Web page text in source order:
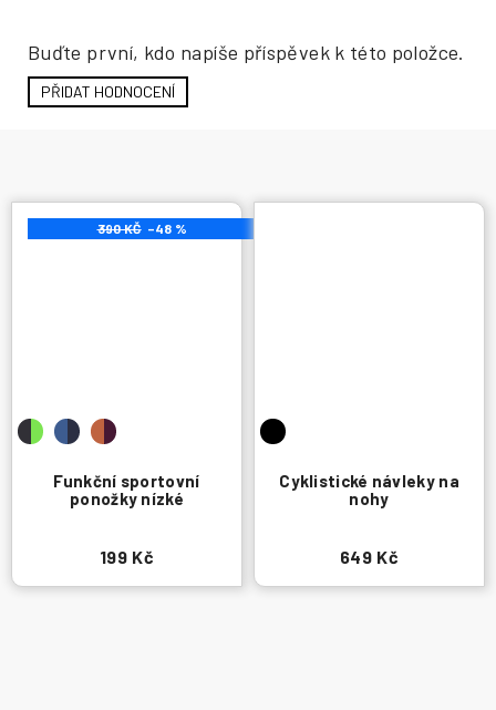
390 KČ –48 %
Funkční sportovní
ponožky nízké
199 Kč
Cyklistické návleky na
nohy
649 Kč
Buďte první, kdo napíše příspěvek k této položce.
PŘIDAT HODNOCENÍ